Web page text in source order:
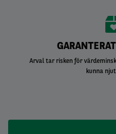
Arval tar risken för
kunna